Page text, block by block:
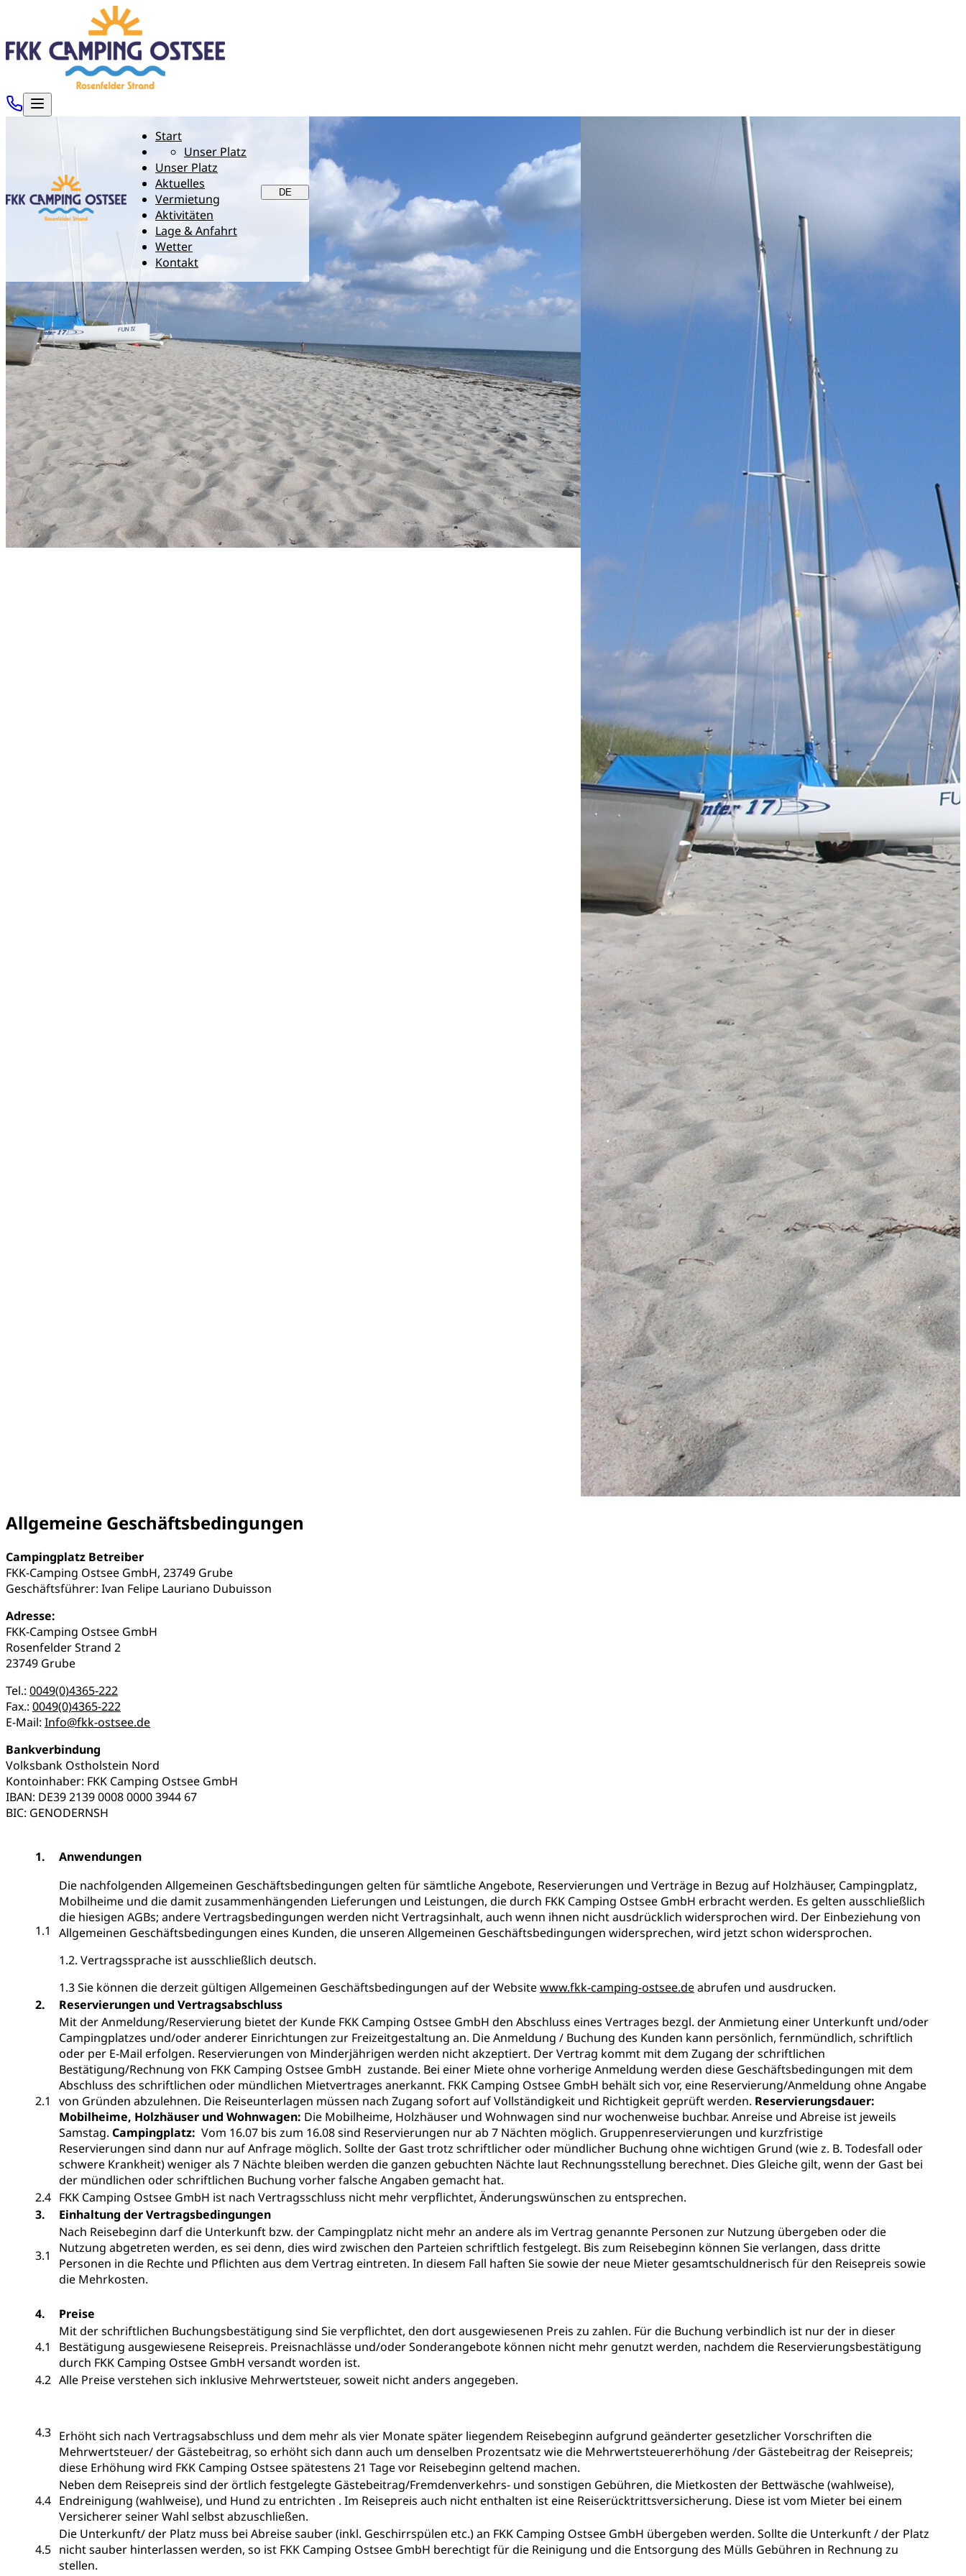
Start
Unser Platz
Unser Platz
Aktuelles
Vermietung
Aktivitäten
Lage & Anfahrt
Wetter
Kontakt
DE
Allgemeine Geschäftsbedingungen
Campingplatz Betreiber
FKK-Camping Ostsee GmbH, 23749 Grube
Geschäftsführer: Ivan Felipe Lauriano Dubuisson
Adresse:
FKK-Camping Ostsee GmbH
Rosenfelder Strand 2
23749 Grube
Tel.: 0049(0)4365-222
Fax.: 0049(0)4365-222
E-Mail: Info@fkk-ostsee.de
Bankverbindung
Volksbank Ostholstein Nord
Kontoinhaber: FKK Camping Ostsee GmbH
IBAN: DE39 2139 0008 0000 3944 67
BIC: GENODERNSH
1. Anwendungen
1.1
Die nachfolgenden Allgemeinen Geschäftsbedingungen gelten für sämtliche Angebote, Reservierungen und Verträge in Bezug auf Holzhäuser, Campingplatz,
Mobilheime und die damit zusammenhängenden Lieferungen und Leistungen, die durch FKK Camping Ostsee GmbH erbracht werden. Es gelten ausschließlich
die hiesigen AGBs; andere Vertragsbedingungen werden nicht Vertragsinhalt, auch wenn ihnen nicht ausdrücklich widersprochen wird. Der Einbeziehung von
Allgemeinen Geschäftsbedingungen eines Kunden, die unseren Allgemeinen Geschäftsbedingungen widersprechen, wird jetzt schon widersprochen.
1.2. Vertragssprache ist ausschließlich deutsch.
1.3 Sie können die derzeit gültigen Allgemeinen Geschäftsbedingungen auf der Websitewww.fkk-camping-ostsee.deabrufen und ausdrucken.
2.
Reservierungen und Vertragsabschluss
2.1
Mit der Anmeldung/Reservierung bietet der Kunde FKK Camping Ostsee GmbH den Abschluss eines Vertrages bezgl. der Anmietung einer Unterkunft und/oder
Campingplatzes und/oder anderer Einrichtungen zur Freizeitgestaltung an. Die Anmeldung / Buchung des Kunden kann persönlich, fernmündlich, schriftlich
oder per E-Mail erfolgen. Reservierungen von Minderjährigen werden nicht akzeptiert. Der Vertrag kommt mit dem Zugang der schriftlichen
Bestätigung/Rechnung von FKK Camping Ostsee GmbH zustande. Bei einer Miete ohne vorherige Anmeldung werden diese Geschäftsbedingungen mit dem
Abschluss des schriftlichen oder mündlichen Mietvertrages anerkannt. FKK Camping Ostsee GmbH behält sich vor, eine Reservierung/Anmeldung ohne Angabe
von Gründen abzulehnen. Die Reiseunterlagen müssen nach Zugang sofort auf Vollständigkeit und Richtigkeit geprüft werden. Reservierungsdauer:
Mobilheime, Holzhäuser und Wohnwagen: Die Mobilheime, Holzhäuser und Wohnwagen sind nur wochenweise buchbar. Anreise und Abreise ist jeweils
Samstag. Campingplatz: Vom 16.07 bis zum 16.08 sind Reservierungen nur ab 7 Nächten möglich. Gruppenreservierungen und kurzfristige
Reservierungen sind dann nur auf Anfrage möglich. Sollte der Gast trotz schriftlicher oder mündlicher Buchung ohne wichtigen Grund (wie z. B. Todesfall oder
schwere Krankheit) weniger als 7 Nächte bleiben werden die ganzen gebuchten Nächte laut Rechnungsstellung berechnet. Dies Gleiche gilt, wenn der Gast bei
der mündlichen oder schriftlichen Buchung vorher falsche Angaben gemacht hat.
2.4 FKK Camping Ostsee GmbH ist nach Vertragsschluss nicht mehr verpflichtet, Änderungswünschen zu entsprechen.
3.
Einhaltung der Vertragsbedingungen
3.1
Nach Reisebeginn darf die Unterkunft bzw. der Campingplatz nicht mehr an andere als im Vertrag genannte Personen zur Nutzung übergeben oder die
Nutzung abgetreten werden, es sei denn, dies wird zwischen den Parteien schriftlich festgelegt. Bis zum Reisebeginn können Sie verlangen, dass dritte
Personen in die Rechte und Pflichten aus dem Vertrag eintreten. In diesem Fall haften Sie sowie der neue Mieter gesamtschuldnerisch für den Reisepreis sowie
die Mehrkosten.
4. Preise
4.1
Mit der schriftlichen Buchungsbestätigung sind Sie verpflichtet, den dort ausgewiesenen Preis zu zahlen. Für die Buchung verbindlich ist nur der in dieser
Bestätigung ausgewiesene Reisepreis. Preisnachlässe und/oder Sonderangebote können nicht mehr genutzt werden, nachdem die Reservierungsbestätigung
durch FKK Camping Ostsee GmbH versandt worden ist.
4.2 Alle Preise verstehen sich inklusive Mehrwertsteuer, soweit nicht anders angegeben.
4.3 Erhöht sich nach Vertragsabschluss und dem mehr als vier Monate später liegendem Reisebeginn aufgrund geänderter gesetzlicher Vorschriften die
Mehrwertsteuer/ der Gästebeitrag, so erhöht sich dann auch um denselben Prozentsatz wie die Mehrwertsteuererhöhung /der Gästebeitrag der Reisepreis;
diese Erhöhung wird FKK Camping Ostsee spätestens 21 Tage vor Reisebeginn geltend machen.
4.4
Neben dem Reisepreis sind der örtlich festgelegte Gästebeitrag/Fremdenverkehrs- und sonstigen Gebühren, die Mietkosten der Bettwäsche (wahlweise),
Endreinigung (wahlweise), und Hund zu entrichten . Im Reisepreis auch nicht enthalten ist eine Reiserücktrittsversicherung. Diese ist vom Mieter bei einem
Versicherer seiner Wahl selbst abzuschließen.
4.5
Die Unterkunft/ der Platz muss bei Abreise sauber (inkl. Geschirrspülen etc.) an FKK Camping Ostsee GmbH übergeben werden. Sollte die Unterkunft / der Platz
nicht sauber hinterlassen werden, so ist FKK Camping Ostsee GmbH berechtigt für die Reinigung und die Entsorgung des Mülls Gebühren in Rechnung zu
stellen.